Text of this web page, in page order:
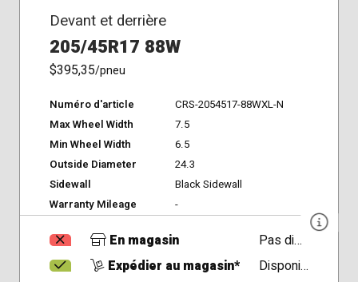
Devant et derrière
205/45R17 88W
$395,35/pneu
Numéro d'article
CRS-2054517-88WXL-N
Max Wheel Width
7.5
Min Wheel Width
6.5
Outside Diameter
24.3
Sidewall
Black Sidewall
Warranty Mileage
-
En magasin
Pas disponible
Expédier au magasin*
Disponible